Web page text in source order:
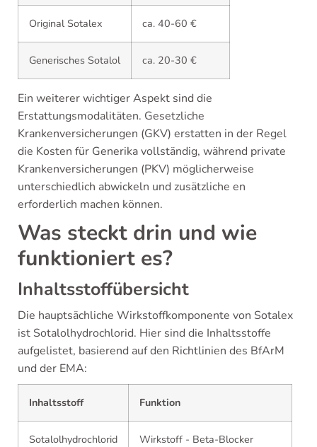
Original Sotalex ca. 40-60 €
Generisches Sotalol ca. 20-30 €
Ein weiterer wichtiger Aspekt sind die
Erstattungsmodalitäten. Gesetzliche
Krankenversicherungen (GKV) erstatten in der Regel
die Kosten für Generika vollständig, während private
Krankenversicherungen (PKV) möglicherweise
unterschiedlich abwickeln und zusätzliche en
erforderlich machen können.
Was steckt drin und wie
funktioniert es?
Inhaltsstoffübersicht
Die hauptsächliche Wirkstoffkomponente von Sotalex
ist Sotalolhydrochlorid. Hier sind die Inhaltsstoffe
aufgelistet, basierend auf den Richtlinien des BfArM
und der EMA:
Inhaltsstoff Funktion
Sotalolhydrochlorid Wirkstoff - Beta-Blocker